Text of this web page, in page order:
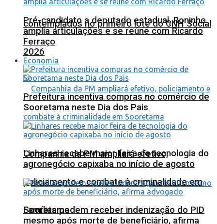
contemplados no primeiro lote do CNH Social
2026
Companhia da PM ampliará efetivo,
policiamento e combate à criminalidade em
Sooretama
Pré-candidato a deputado estadual, Roninho
amplia articulações e se reúne com Ricardo
Ferraço
Economia
Prefeitura incentiva compras no comércio de
Sooretama neste Dia dos Pais
Linhares recebe maior feira de tecnologia do
agronegócio capixaba no início de agosto
Famílias podem receber indenização do PID
mesmo após morte de beneficiário, afirma